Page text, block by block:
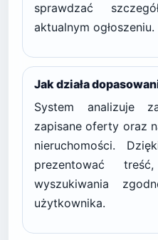
sprawdzać
aktualnym ogłoszeniu.
Jak działa
System analizuje
zapisane oferty oraz
nieruchomości.
prezentować
wyszukiwania
użytkownika.